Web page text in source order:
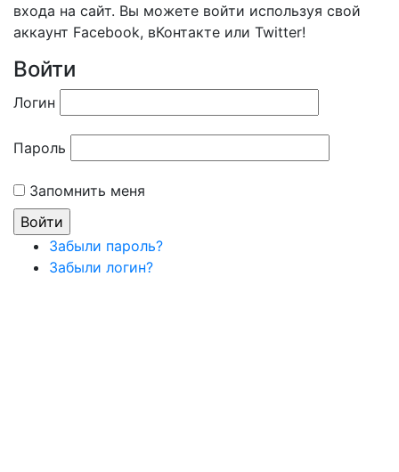
входа на сайт. Вы можете войти используя свой
аккаунт Facebook, вКонтакте или Twitter!
Войти
Логин
Пароль
Запомнить меня
Забыли пароль?
Забыли логин?